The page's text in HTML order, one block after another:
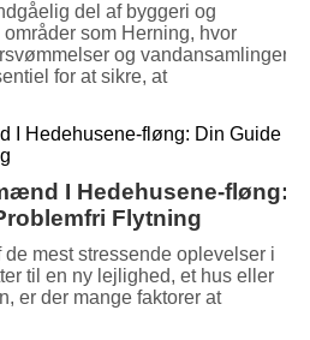
del af byggeri og
som Herning, hvor
og vandansamlinger.
for at sikre, at
I Hedehusene-fløng:
Flytning
mest stressende oplevelser i
til en ny lejlighed, et hus eller
er der mange faktorer at